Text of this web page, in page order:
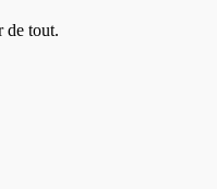
de tout.